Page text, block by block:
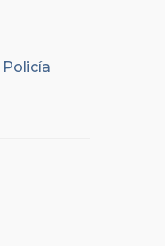
Policía